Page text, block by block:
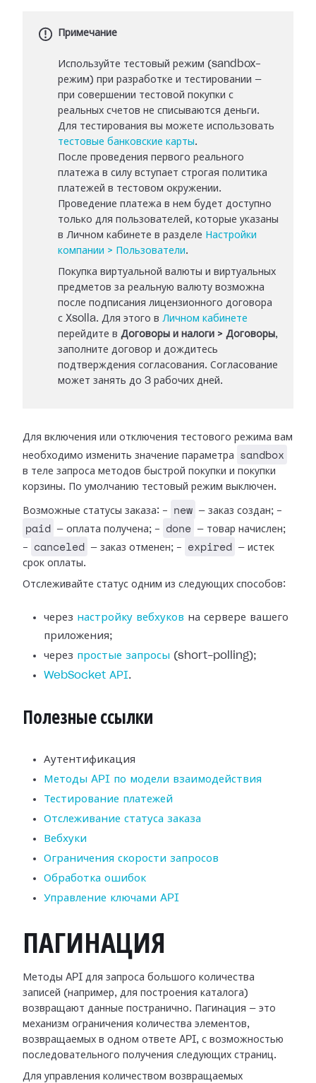
Примечание
Используйте тестовый режим (sandbox-
режим) при разработке и тестировании —
при совершении тестовой покупки с
реальных счетов не списываются деньги.
Для тестирования вы можете использовать
тестовые банковские карты.
После проведения первого реального
платежа в силу вступает строгая политика
платежей в тестовом окружении.
Проведение платежа в нем будет доступно
только для пользователей, которые указаны
в Личном кабинете в разделе Настройки
компании > Пользователи.
Покупка виртуальной валюты и виртуальных
предметов за реальную валюту возможна
после подписания лицензионного договора
с Xsolla. Для этого в Личном кабинете
перейдите в Договоры и налоги > Договоры,
заполните договор и дождитесь
подтверждения согласования. Согласование
может занять до 3 рабочих дней.
Для включения или отключения тестового режима вам
необходимо изменить значение параметра
sandbox
в теле запроса методов быстрой покупки и покупки
корзины. По умолчанию тестовый режим выключен.
Возможные статусы заказа: - new — заказ создан; -
paid — оплата получена; - done — товар начислен;
-
canceled — заказ отменен; - expired — истек
срок оплаты.
Отслеживайте статус одним из следующих способов:
через настройку вебхуков на сервере вашего
приложения;
через простые запросы (short-polling);
WebSocket API.
Полезные ссылки
Аутентификация
Методы API по модели взаимодействия
Тестирование платежей
Отслеживание статуса заказа
Вебхуки
Ограничения скорости запросов
Обработка ошибок
Управление ключами API
ПАГИНАЦИЯ
Методы API для запроса большого количества
записей (например, для построения каталога)
возвращают данные постранично. Пагинация — это
механизм ограничения количества элементов,
возвращаемых в одном ответе API, с возможностью
последовательного получения следующих страниц.
Для управления количеством возвращаемых